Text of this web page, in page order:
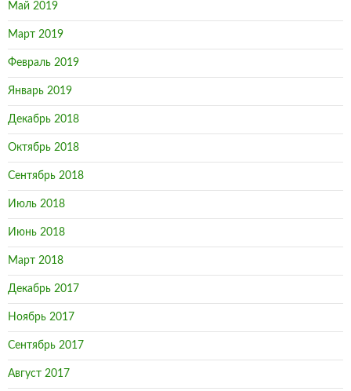
Май 2019
Март 2019
Февраль 2019
Январь 2019
Декабрь 2018
Октябрь 2018
Сентябрь 2018
Июль 2018
Июнь 2018
Март 2018
Декабрь 2017
Ноябрь 2017
Сентябрь 2017
Август 2017